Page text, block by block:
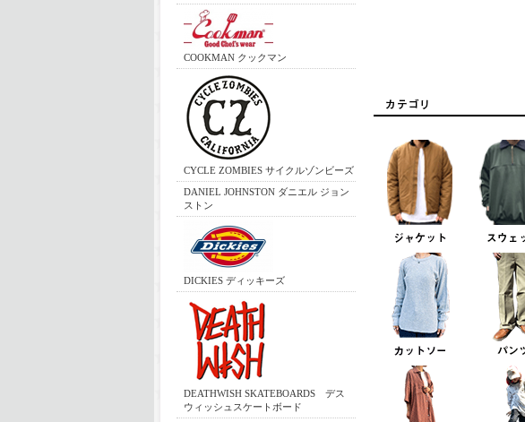
COOKMAN クックマン
CYCLE ZOMBIES サイクルゾンビーズ
DANIEL JOHNSTON ダニエル ジョン
ストン
DICKIES ディッキーズ
DEATHWISH SKATEBOARDS デス
ウィッシュスケートボード